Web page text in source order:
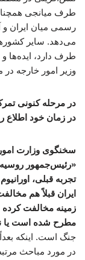
طرف میانجی
رسمی میان ایران و
می‌دهد. سایر
طرف دارد، ایده‌ها و
وزیر امور خارجه در
در مرحله کنونی
در زمان خود اطلاع
سخنگوی وزارت
«رئیس‌جمهور روسیه
تجربه قبلی،
ایران قبلاً هم
زمینه مخالفت کرده
مطرح شده است یا
جنگ است. اینکه
در مورد مباحث